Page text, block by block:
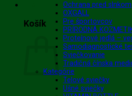
Košík
Ochrana pred slnkom
OXGALL
Pre športovcov
PRÍRODNÁ
Proteínové jedlá –
Samodiagnostické
Sviečkovanie
Tradičná čínska
Kategórie
Telové sviečky
Ušné sviečky